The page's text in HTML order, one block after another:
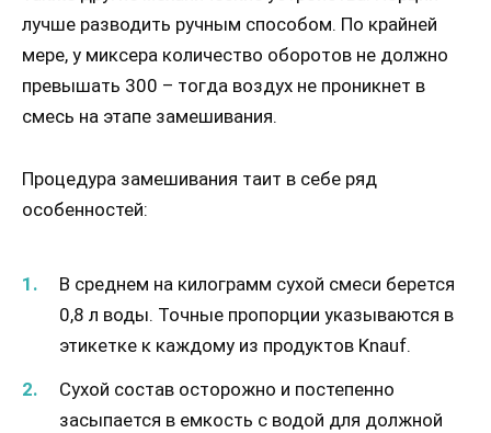
лучше разводить ручным способом. По крайней
мере, у миксера количество оборотов не должно
превышать 300 – тогда воздух не проникнет в
смесь на этапе замешивания.
Процедура замешивания таит в себе ряд
особенностей:
В среднем на килограмм сухой смеси берется
0,8 л воды. Точные пропорции указываются в
этикетке к каждому из продуктов Knauf.
Сухой состав осторожно и постепенно
засыпается в емкость с водой для должной